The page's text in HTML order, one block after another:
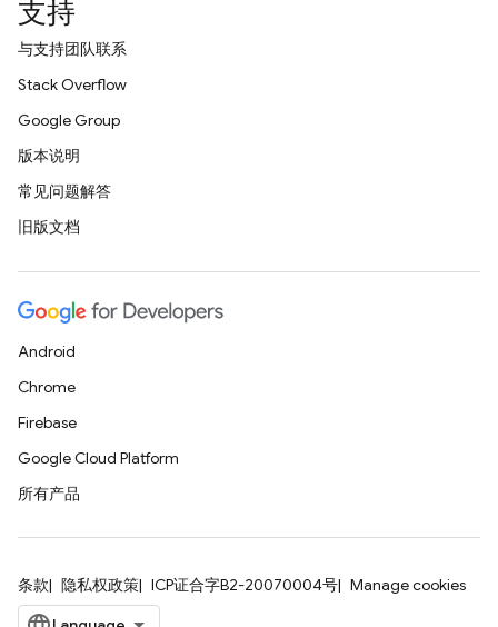
支持
与支持团队联系
Stack Overflow
Google Group
版本说明
常见问题解答
旧版文档
Android
Chrome
Firebase
Google Cloud Platform
所有产品
条款 隐私权政策 ICP证合字B2-20070004号 Manage cookies